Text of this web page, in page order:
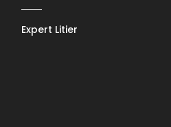
Expert Litier